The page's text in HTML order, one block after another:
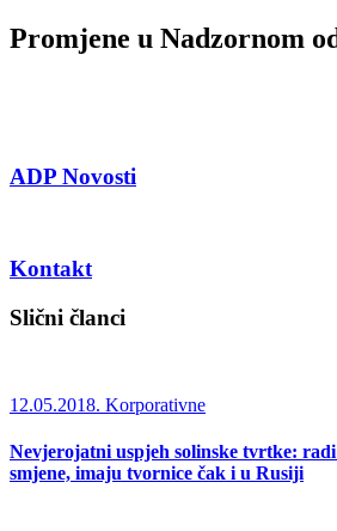
Promjene u Nadzornom
ADP Novosti
Kontakt
Slični članci
12.05.2018. Korporativne
Nevjerojatni uspjeh solinske tvrtke:
smjene, imaju tvornice čak i u Rusiji